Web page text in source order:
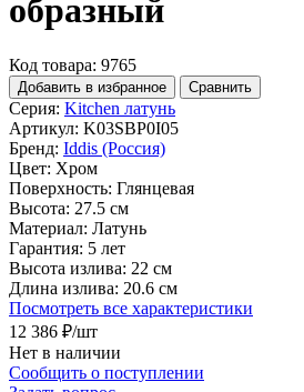
образный
Код товара: 9765
Добавить в избранное Сравнить
Серия: Kitchen латунь
Артикул: K03SBP0I05
Бренд: Iddis (Россия)
Цвет: Хром
Поверхность: Глянцевая
Высота: 27.5 см
Материал: Латунь
Гарантия: 5 лет
Высота излива: 22 см
Длина излива: 20.6 см
Посмотреть все характеристики
12 386 ₽/шт
Нет в наличии
Сообщить о поступлении